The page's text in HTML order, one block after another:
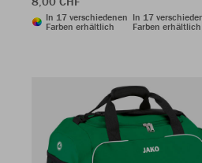
In 17 verschiedenen
Farben erhältlich
In 17
Farben erhältlich